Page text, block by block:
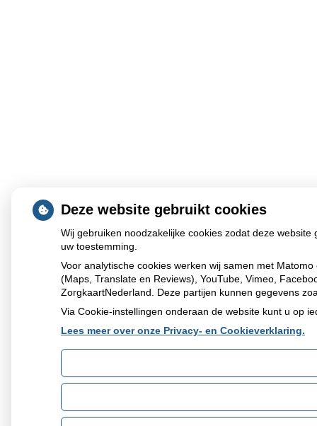
Deze website gebruikt cookies
Wij gebruiken noodzakelijke cookies zodat deze
uw toestemming.
Voor analytische cookies werken wij samen met
(Maps, Translate en Reviews), YouTube, Vimeo,
ZorgkaartNederland. Deze partijen kunnen gegevens
Via Cookie-instellingen onderaan de website kunt u op
Lees meer over onze Privacy- en Cookieverklaring.